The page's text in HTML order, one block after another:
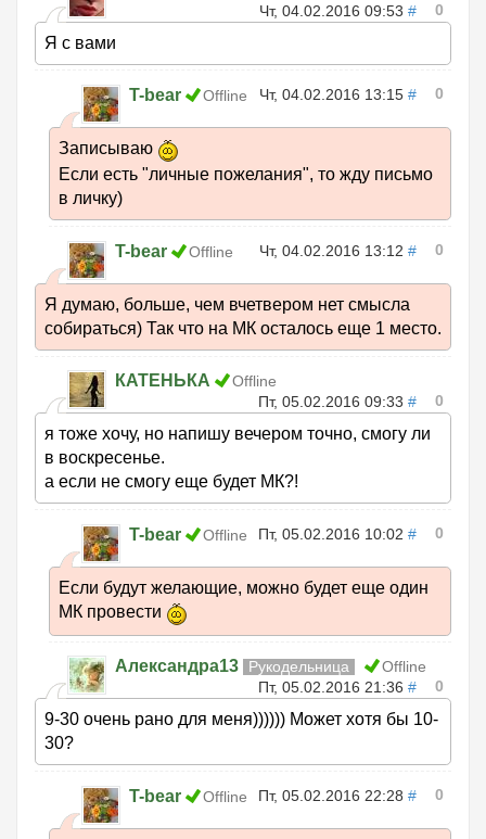
Чт, 04.02.2016 09:53 # 0
Я с вами
T-bear Offline Чт, 04.02.2016 13:15 # 0
Записываю
Если есть "личные пожелания", то жду письмо
в личку)
T-bear Offline Чт, 04.02.2016 13:12 # 0
Я думаю, больше, чем вчетвером нет смысла
собираться) Так что на МК осталось еще 1 место.
КАТЕНЬКА
Offline
Пт, 05.02.2016 09:33 # 0
я тоже хочу, но напишу вечером точно, смогу ли
в воскресенье.
а если не смогу еще будет МК?!
T-bear Offline Пт, 05.02.2016 10:02 # 0
Если будут желающие, можно будет еще один
МК провести
Александра13 Рукодельница
Offline
Пт, 05.02.2016 21:36 # 0
9-30 очень рано для меня)))))) Может хотя бы 10-
30?
T-bear Offline Пт, 05.02.2016 22:28 # 0